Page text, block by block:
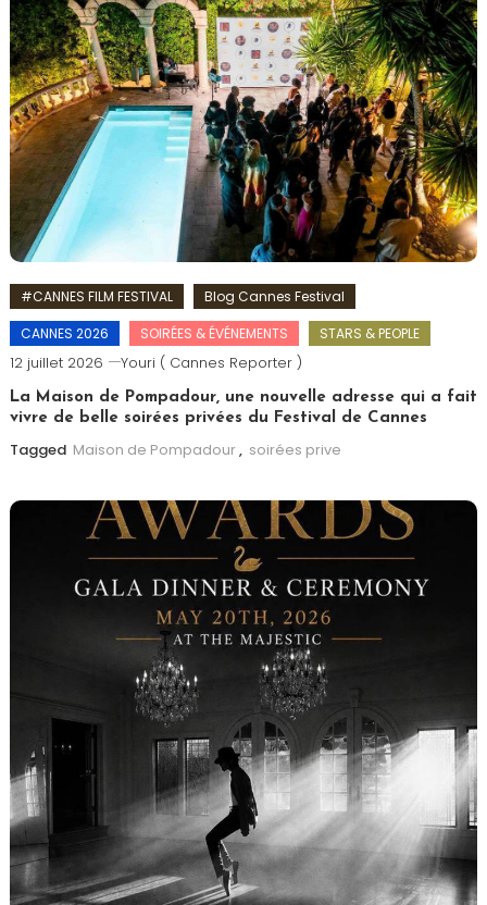
#CANNES FILM FESTIVAL
Blog Cannes Festival
CANNES 2026
SOIRÉES & ÉVÉNEMENTS STARS & PEOPLE
12 juillet 2026 Youri ( Cannes Reporter )
La Maison de Pompadour, une nouvelle adresse qui a fait
vivre de belle soirées privées du Festival de Cannes
Tagged Maison de Pompadour, soirées prive